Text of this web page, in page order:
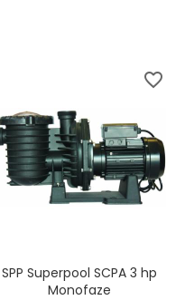
favorite_border
SPP Superpool SCPA 3 hp
Monofaze